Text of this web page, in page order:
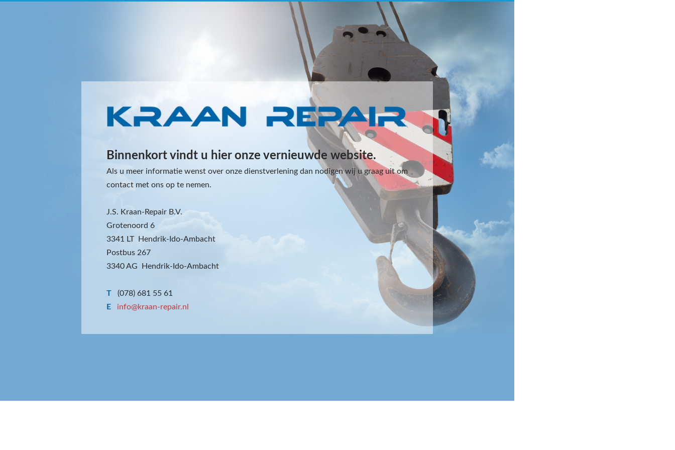
Binnenkort vindt u hier onze vernieuwde website.
Als u meer informatie wenst over onze dienstverlening dan nodigen wij u graag uit om
contact met ons op te nemen.
J.S. Kraan-Repair B.V.
Grotenoord 6
3341 LT Hendrik-Ido-Ambacht
Postbus 267
3340 AG Hendrik-Ido-Ambacht
T
(078) 681 55 61
E
info@kraan-repair.nl